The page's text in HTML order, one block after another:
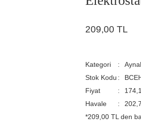
209,00 TL
Kategori
Stok Kodu
Fiyat
Havale
*209,00 TL den